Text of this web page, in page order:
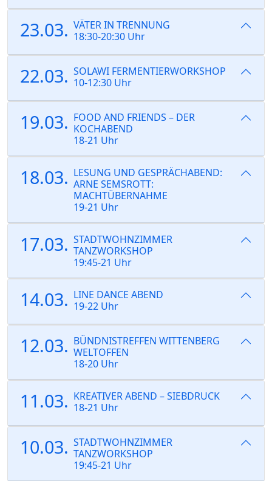
23.03. VÄTER IN TRENNUNG
18:30-20:30 Uhr
22.03. SOLAWI FERMENTIERWORKSHOP
10-12:30 Uhr
19.03. FOOD AND FRIENDS – DER
KOCHABEND
18-21 Uhr
18.03. LESUNG UND GESPRÄCHABEND:
ARNE SEMSROTT:
MACHTÜBERNAHME
19-21 Uhr
17.03. STADTWOHNZIMMER
TANZWORKSHOP
19:45-21 Uhr
14.03. LINE DANCE ABEND
19-22 Uhr
12.03. BÜNDNISTREFFEN WITTENBERG
WELTOFFEN
18-20 Uhr
11.03. KREATIVER ABEND – SIEBDRUCK
18-21 Uhr
10.03. STADTWOHNZIMMER
TANZWORKSHOP
19:45-21 Uhr